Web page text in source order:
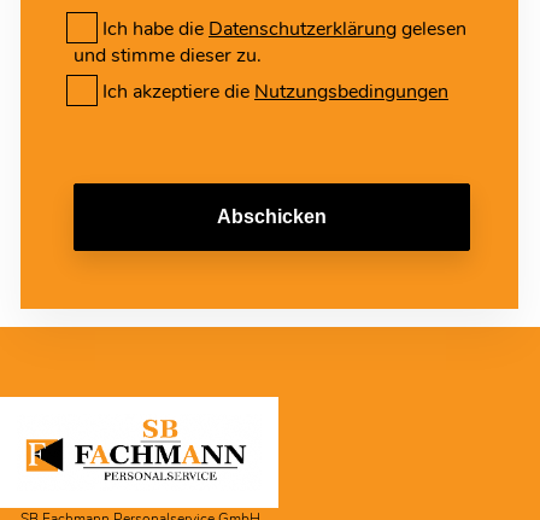
Ich habe die Datenschutzerklärunggelesen
und stimme dieser zu.
Ich akzeptiere die Nutzungsbedingungen
Abschicken